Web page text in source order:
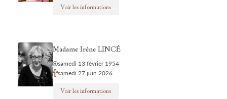
Voir les informations
Madame Irène LINCÉ
samedi 13 février 1954
samedi 27 juin 2026
Voir les informations